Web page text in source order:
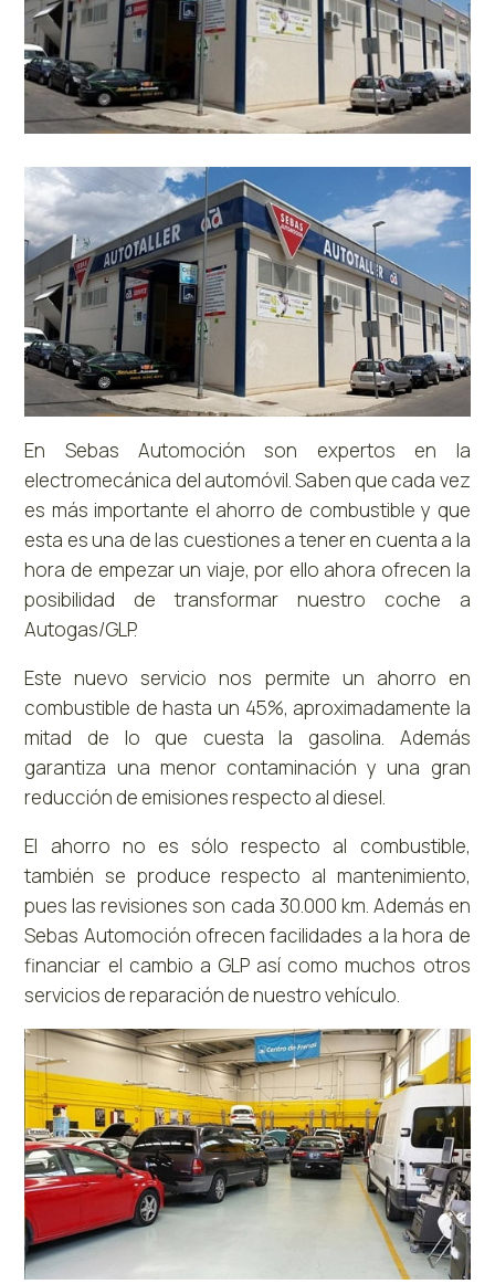
En Sebas Automoción son expertos en la
electromecánica del automóvil. Saben que cada vez
es más importante el ahorro de combustible y que
esta es una de las cuestiones a tener en cuenta a la
hora de empezar un viaje, por ello ahora ofrecen la
posibilidad de transformar nuestro coche a
Autogas/GLP.
Este nuevo servicio nos permite un ahorro en
combustible de hasta un 45%, aproximadamente la
mitad de lo que cuesta la gasolina. Además
garantiza una menor contaminación y una gran
reducción de emisiones respecto al diesel.
El ahorro no es sólo respecto al combustible,
también se produce respecto al mantenimiento,
pues las revisiones son cada 30.000 km. Además en
Sebas Automoción ofrecen facilidades a la hora de
financiar el cambio a GLP así como muchos otros
servicios de reparación de nuestro vehículo.